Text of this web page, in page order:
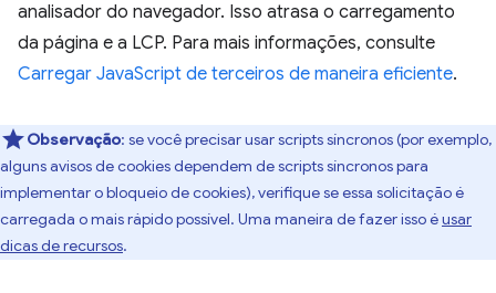
analisador do navegador. Isso atrasa o carregamento
da página e a LCP. Para mais informações, consulte
Carregar JavaScript de terceiros de maneira eficiente.
Observação: se você precisar usar scripts síncronos (por exemplo,
alguns avisos de cookies dependem de scripts síncronos para
implementar o bloqueio de cookies), verifique se essa solicitação é
carregada o mais rápido possível. Uma maneira de fazer isso éusar
dicas de recursos.